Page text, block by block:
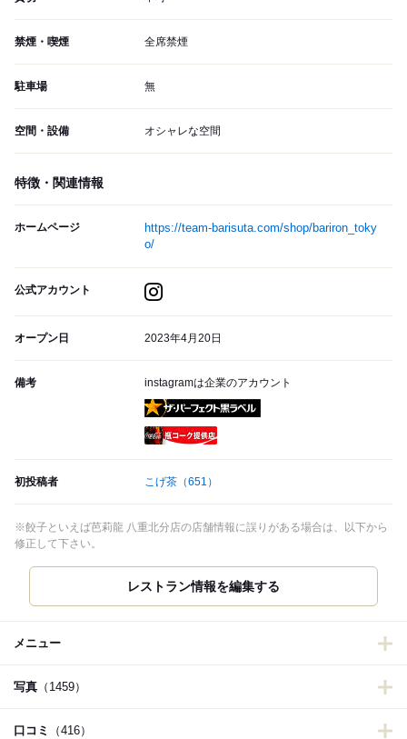
禁煙・喫煙 全席禁煙
駐車場 無
空間・設備 オシャレな空間
特徴・関連情報
ホームページ
https://team-barisuta.com/shop/bariron_toky
o/
公式アカウント
オープン日 2023年4月20日
備考
instagramは企業のアカウント
初投稿者 こげ茶 （651）
※餃子といえば芭莉龍 八重北分店の店舗情報に誤りがある場合は、以下から
修正して下さい。
レストラン情報を編集する
メニュー
写真 （1459）
口コミ （416）